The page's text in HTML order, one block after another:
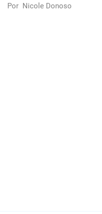
Por Nicole Donoso